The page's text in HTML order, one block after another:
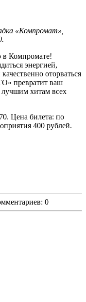
«Компромат»,
в Компромате!
энергией,
оторваться
превратит ваш
лучшим хитам всех
Цена билета: по
400 рублей.
0